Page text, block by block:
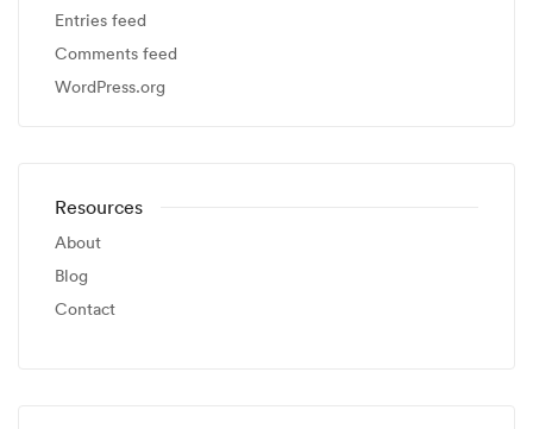
Entries feed
Comments feed
WordPress.org
Resources
About
Blog
Contact